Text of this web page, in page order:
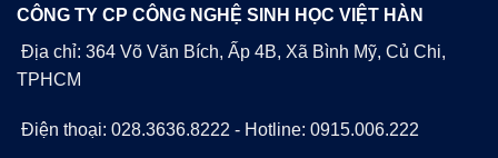
CÔNG TY CP CÔNG NGHỆ SINH HỌC VIỆT HÀN
Địa chỉ: 364 Võ Văn Bích, Ấp 4B, Xã Bình Mỹ, Củ Chi,
TPHCM
Điện thoại: 028.3636.8222 - Hotline: 0915.006.222